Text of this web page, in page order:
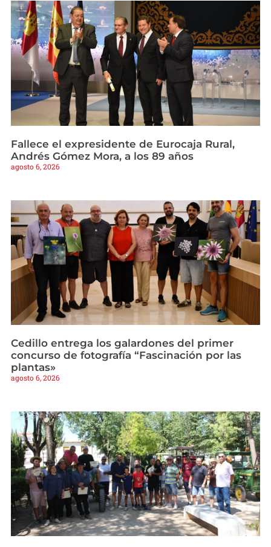
Fallece el expresidente de Eurocaja Rural,
Andrés Gómez Mora, a los 89 años
agosto 6, 2026
Cedillo entrega los galardones del primer
concurso de fotografía “Fascinación por las
plantas»
agosto 6, 2026